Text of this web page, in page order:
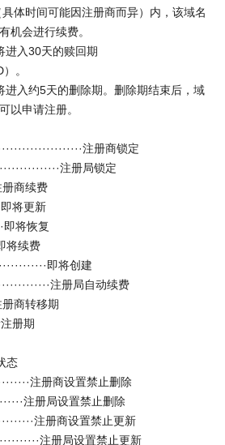
体时间可能因注册商而异）内，该域名
机会进行续费。
进入30天的赎回期
。
进入约5天的删除期。删除期结束后，域
以申请注册。
注册商锁定
注册局锁定
册商续费
即将更新
即将恢复
将续费
即将创建
注册局自动续费
册商转移期
注册期
态
注册商设置禁止删除
注册局设置禁止删除
注册商设置禁止更新
注册局设置禁止更新